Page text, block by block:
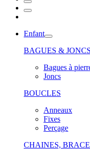
Enfant
BAGUES & JONCS
Bagues à
Joncs
BOUCLES
Anneaux
Fixes
Perçage
CHAINES,